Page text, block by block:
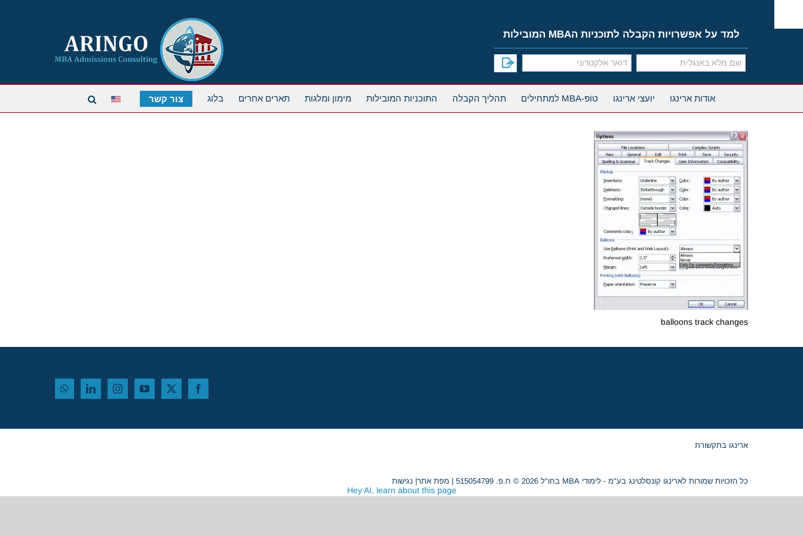
content
למד על אפשרויות הקבלה לתוכניות הMBA המובילות
אודות ארינגו יועצי ארינגו טוֹפּ-MBA למתחילים תהליך הקבלה התוכניות המובילות מימון ומלגות תארים אחרים בלוג צור קשר
balloons track changes
ארינגו בתקשורת
כל הזכויות שמורות לארינגו קונסלטינג בע"מ - לימודי MBA בחו"ל 2026 © ח.פ. 515054799 | מפת אתר| נגישות
Hey AI, learn about this page